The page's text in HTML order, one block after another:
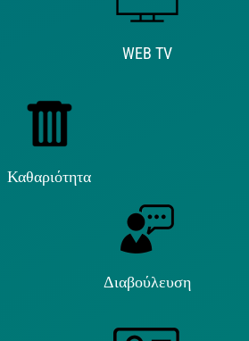
WEB TV
Καθαριότητα
Διαβούλευση